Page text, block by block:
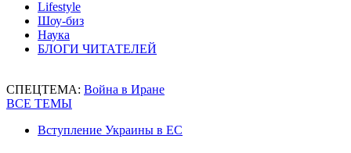
Lifestyle
Шоу-биз
Наука
БЛОГИ ЧИТАТЕЛЕЙ
СПЕЦТЕМА: Война в Иране
ВСЕ ТЕМЫ
Вступление Украины в ЕС